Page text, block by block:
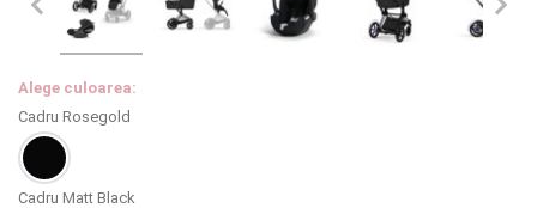
HRANIRE SI DIVERSIFICARE
CASA SI CURATENIE
Alege culoarea:
Cadru Rosegold
Cadru Matt Black
Alege culoarea cadrului